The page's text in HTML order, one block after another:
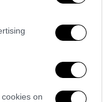
on